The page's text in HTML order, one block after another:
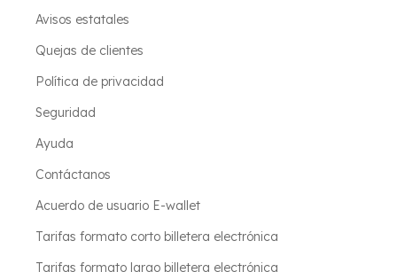
Avisos estatales
Quejas de clientes
Política de privacidad
Seguridad
Ayuda
Contáctanos
Acuerdo de usuario E-wallet
Tarifas formato corto billetera electrónica
Tarifas formato largo billetera electrónica